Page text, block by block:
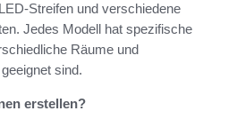
Streifen und verschiedene
Jedes Modell hat spezifische
Räume und
sind.
erstellen?